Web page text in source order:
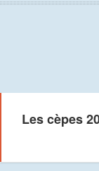
Les cèpes